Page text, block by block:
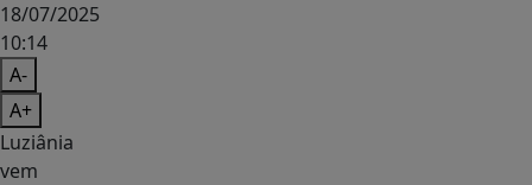
18/07/2025
10:14
A-
A+
Luziânia
vem